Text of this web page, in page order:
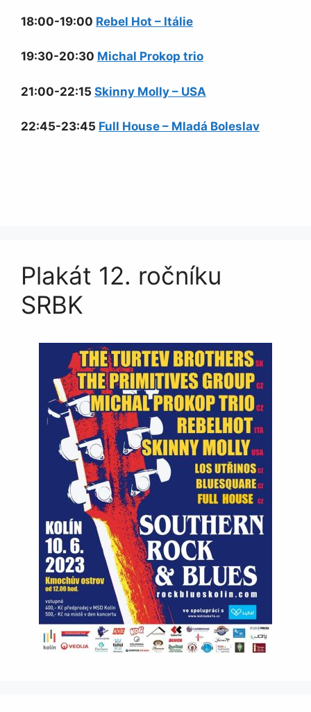
18:00-19:00 Rebel Hot – Itálie
19:30-20:30 Michal Prokop trio
21:00-22:15 Skinny Molly – USA
22:45-23:45 Full House – Mladá Boleslav
Plakát 12. ročníku
SRBK